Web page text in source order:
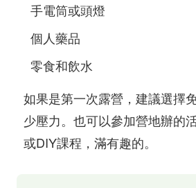
手電筒或頭燈
個人藥品
零食和飲水
如果是第一次露營，建議選擇
少壓力。也可以參加營地辦的
或DIY課程，滿有趣的。